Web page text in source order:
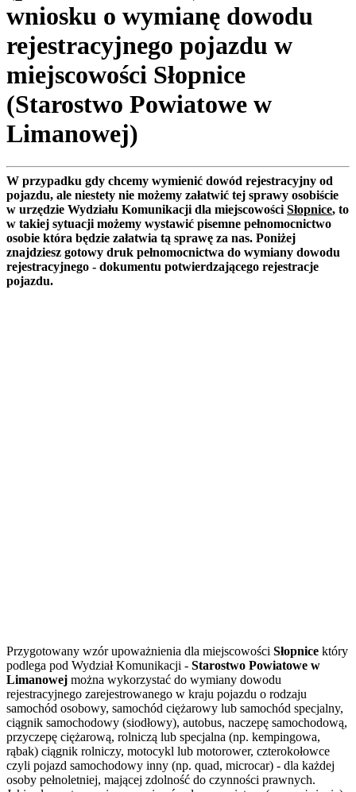
wniosku o wymianę dowodu
rejestracyjnego pojazdu w
miejscowości Słopnice
(Starostwo Powiatowe w
Limanowej)
W przypadku gdy chcemy wymienić dowód rejestracyjny od
pojazdu, ale niestety nie możemy załatwić tej sprawy osobiście
w urzędzie Wydziału Komunikacji dla miejscowości Słopnice, to
w takiej sytuacji możemy wystawić pisemne pełnomocnictwo
osobie która będzie załatwia tą sprawę za nas. Poniżej
znajdziesz gotowy druk pełnomocnictwa do wymiany dowodu
rejestracyjnego - dokumentu potwierdzającego rejestracje
pojazdu.
Przygotowany wzór upoważnienia dla miejscowości Słopnice który
podlega pod Wydział Komunikacji - Starostwo Powiatowe w
Limanowej można wykorzystać do wymiany dowodu
rejestracyjnego zarejestrowanego w kraju pojazdu o rodzaju
samochód osobowy, samochód ciężarowy lub samochód specjalny,
ciągnik samochodowy (siodłowy), autobus, naczepę samochodową,
przyczepę ciężarową, rolniczą lub specjalna (np. kempingowa,
rąbak) ciągnik rolniczy, motocykl lub motorower, czterokołowce
czyli pojazd samochodowy inny (np. quad, microcar) - dla każdej
osoby pełnoletniej, mającej zdolność do czynności prawnych.